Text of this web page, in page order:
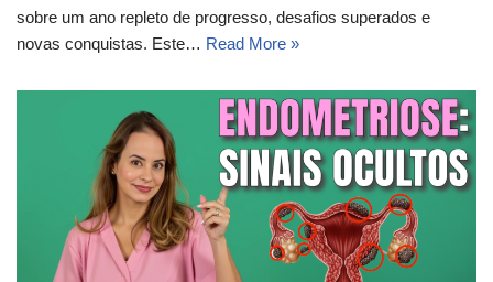
sobre um ano repleto de progresso, desafios superados e
novas conquistas. Este… Read More »